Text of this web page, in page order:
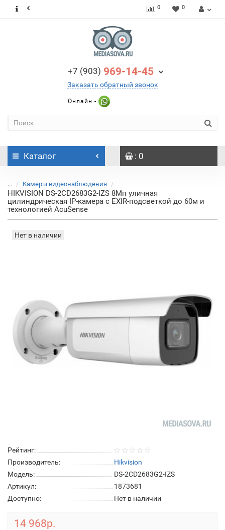
0 0
+7 (903) 969-14-45
Заказать обратный звонок
Онлайн -
Каталог : 0
... Камеры видеонаблюдения
HIKVISION DS-2CD2683G2-IZS 8Мп уличная
цилиндрическая IP-камера с EXIR-подсветкой до 60м и
технологией AcuSense
Нет в наличии
Рейтинг:
Производитель:
Hikvision
Модель:
DS-2CD2683G2-IZS
Артикул:
1873681
Доступно:
Нет в наличии
14 968р.